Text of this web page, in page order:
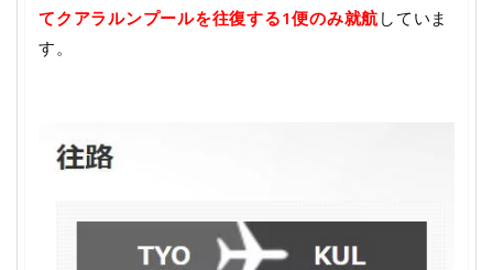
てクアラルンプールを往復する1便のみ就航 していま
す。